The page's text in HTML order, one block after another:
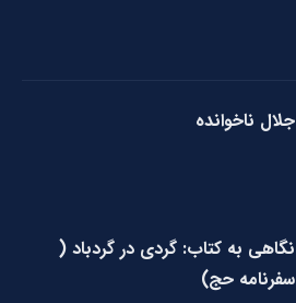
جلال ناخوانده
نگاهی به کتاب: گردی در گردباد (
سفرنامه حج)